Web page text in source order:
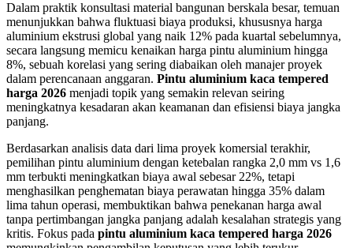
Dalam praktik konsultasi material bangunan berskala besar, temuan
menunjukkan bahwa fluktuasi biaya produksi, khususnya harga
aluminium ekstrusi global yang naik 12% pada kuartal sebelumnya,
secara langsung memicu kenaikan harga pintu aluminium hingga
8%, sebuah korelasi yang sering diabaikan oleh manajer proyek
dalam perencanaan anggaran. Pintu aluminium kaca tempered
harga 2026 menjadi topik yang semakin relevan seiring
meningkatnya kesadaran akan keamanan dan efisiensi biaya jangka
panjang.
Berdasarkan analisis data dari lima proyek komersial terakhir,
pemilihan pintu aluminium dengan ketebalan rangka 2,0 mm vs 1,6
mm terbukti meningkatkan biaya awal sebesar 22%, tetapi
menghasilkan penghematan biaya perawatan hingga 35% dalam
lima tahun operasi, membuktikan bahwa penekanan harga awal
tanpa pertimbangan jangka panjang adalah kesalahan strategis yang
kritis. Fokus pada pintu aluminium kaca tempered harga 2026